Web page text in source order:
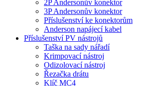
2P Andersonův konektor
3P Andersonův konektor
Příslušenství ke konektorům
Anderson napájecí kabel
Příslušenství PV nástrojů
Taška na sady nářadí
Krimpovací nástroj
Odizolovací nástroj
Řezačka drátu
Klíč MC4